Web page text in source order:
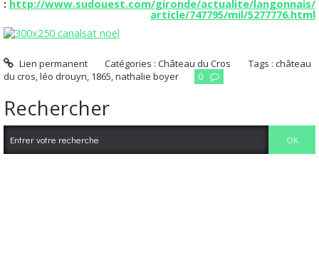
: http://www.sudouest.com/gironde/actualite/langonnais/
article/747795/mil/5277776.html
Lien permanent Catégories :Château du Cros Tags :château
du cros,léo drouyn, 1865,nathalie boyer 0
Rechercher